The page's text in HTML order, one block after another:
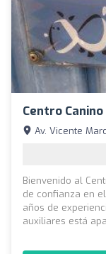
Centro
Av. Vicente
Bienvenido al
de confianza en
años de
auxiliares está